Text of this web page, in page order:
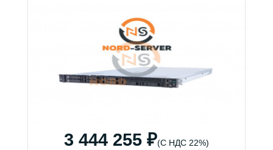
3 444 255 ₽(С НДС 22%)